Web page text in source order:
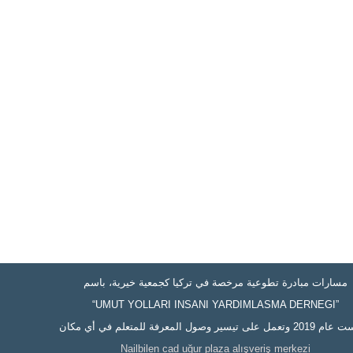
مسارات مبادرة تطوعية مرخصة في تركيا كجمعية خيرية، باسم
“UMUT YOLLARI INSANI YARDIMLASMA DERNEGI”
تيسير وصول المعرفة للمتعلم في أي مكان
Nailbilen cad uğur plaza alışveriş merkezi